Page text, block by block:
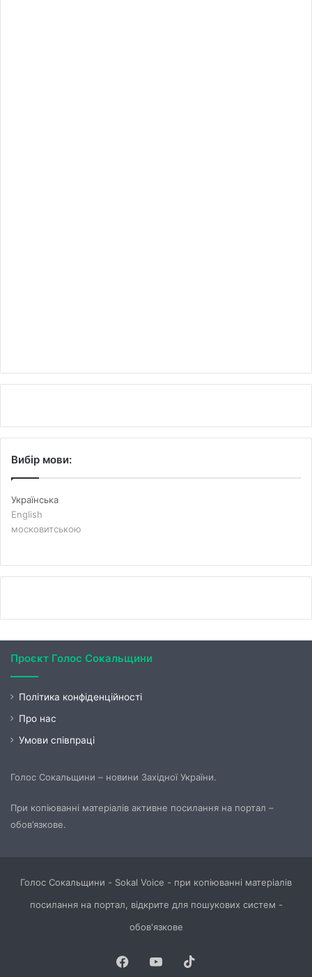
Вибір мови:
Українська
English
московитською
Проєкт Голос Сокальщини
Політика конфіденційності
Про нас
Умови співпраці
Голос Сокальщини – новини Західної України.
При копіюванні матеріалів активне посилання на портал –
обов’язкове.
Голос Сокальщини - Sokal Voice - при копіюванні матеріалів
посилання на портал, відкрите для пошукових систем -
обов'язкове
Facebook
YouTube